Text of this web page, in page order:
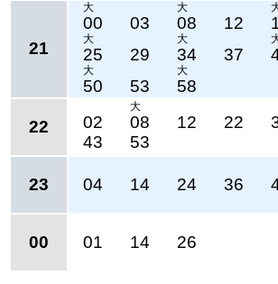
21
大
00 03
大
08 12
大
25 29
大
34 37
大
50 53
大
58
22 02
大
08 12 22
43
53
23 04 14 24 36
00 01 14 26